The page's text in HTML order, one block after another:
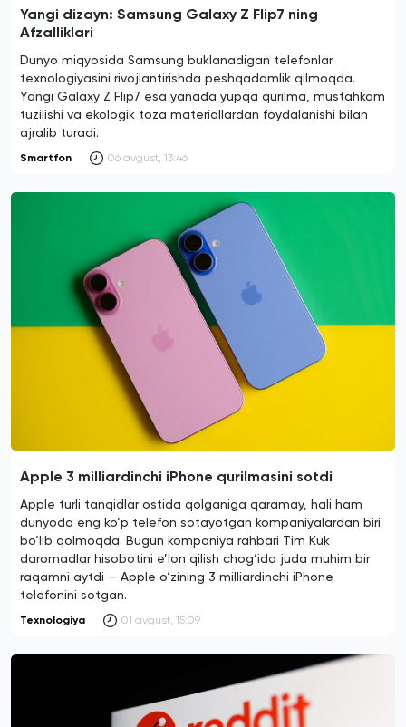
Yangi dizayn: Samsung Galaxy Z Flip7 ning
Afzalliklari
Dunyo miqyosida Samsung buklanadigan telefonlar
texnologiyasini rivojlantirishda peshqadamlik qilmoqda.
Yangi Galaxy Z Flip7 esa yanada yupqa qurilma, mustahkam
tuzilishi va ekologik toza materiallardan foydalanishi bilan
ajralib turadi.
Smartfon 06 avgust, 13:46
Apple 3 milliardinchi iPhone qurilmasini sotdi
Apple turli tanqidlar ostida qolganiga qaramay, hali ham
dunyoda eng ko‘p telefon sotayotgan kompaniyalardan biri
bo‘lib qolmoqda. Bugun kompaniya rahbari Tim Kuk
daromadlar hisobotini e’lon qilish chog‘ida juda muhim bir
raqamni aytdi — Apple o‘zining 3 milliardinchi iPhone
telefonini sotgan.
Texnologiya 01 avgust, 15:09